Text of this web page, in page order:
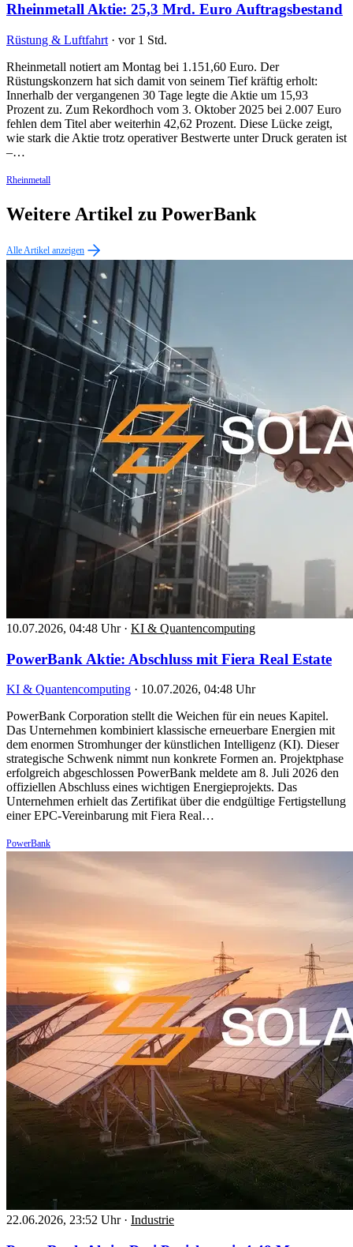
Rheinmetall Aktie: 25,3 Mrd. Euro Auftragsbestand
Rüstung & Luftfahrt · vor 1 Std.
Rheinmetall notiert am Montag bei 1.151,60 Euro. Der
Rüstungskonzern hat sich damit von seinem Tief kräftig erholt:
Innerhalb der vergangenen 30 Tage legte die Aktie um 15,93
Prozent zu. Zum Rekordhoch vom 3. Oktober 2025 bei 2.007 Euro
fehlen dem Titel aber weiterhin 42,62 Prozent. Diese Lücke zeigt,
wie stark die Aktie trotz operativer Bestwerte unter Druck geraten ist
–…
Rheinmetall
Weitere Artikel zu PowerBank
Alle Artikel anzeigen
10.07.2026, 04:48 Uhr · KI & Quantencomputing
PowerBank Aktie: Abschluss mit Fiera Real Estate
KI & Quantencomputing · 10.07.2026, 04:48 Uhr
PowerBank Corporation stellt die Weichen für ein neues Kapitel.
Das Unternehmen kombiniert klassische erneuerbare Energien mit
dem enormen Stromhunger der künstlichen Intelligenz (KI). Dieser
strategische Schwenk nimmt nun konkrete Formen an. Projektphase
erfolgreich abgeschlossen PowerBank meldete am 8. Juli 2026 den
offiziellen Abschluss eines wichtigen Energieprojekts. Das
Unternehmen erhielt das Zertifikat über die endgültige Fertigstellung
einer EPC-Vereinbarung mit Fiera Real…
PowerBank
22.06.2026, 23:52 Uhr · Industrie